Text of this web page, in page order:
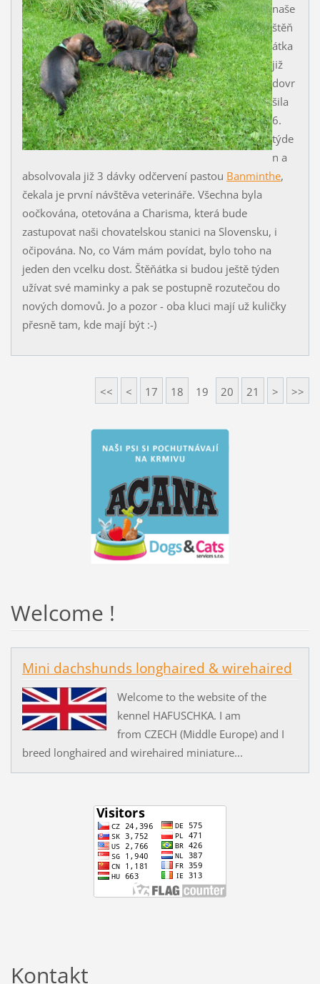
naše
štěň
átka
již
dovr
šila
6.
týde
n a
absolvovala již 3 dávky odčervení pastou Banminthe,
čekala je první návštěva veterináře. Všechna byla
oočkována, otetována a Charisma, která bude
zastupovat naši chovatelskou stanici na Slovensku, i
očipována. No, co Vám mám povídat, bylo toho na
jeden den vcelku dost. Štěňátka si budou ještě týden
užívat své maminky a pak se postupně rozutečou do
nových domovů. Jo a pozor - oba kluci mají už kuličky
přesně tam, kde mají být :-)
<< < 17 18 19 20 21 > >>
Welcome !
Mini dachshunds longhaired & wirehaired
Welcome to the website of the
kennel HAFUSCHKA. I am
from CZECH (Middle Europe) and I
breed longhaired and wirehaired miniature...
Kontakt